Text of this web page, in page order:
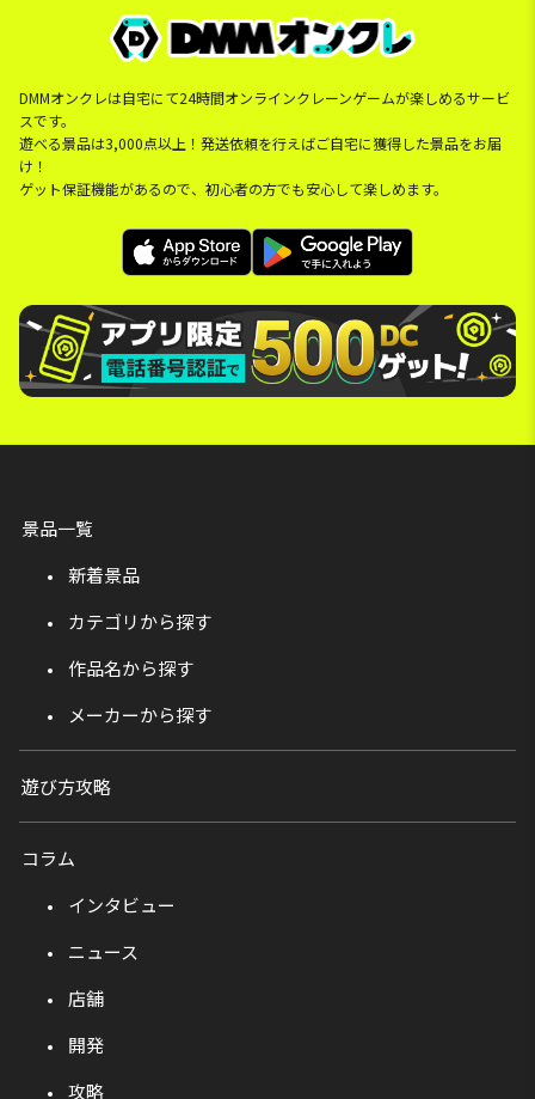
DMMオンクレは自宅にて24時間オンラインクレーンゲームが楽しめるサービ
スです。
遊べる景品は3,000点以上！発送依頼を行えばご自宅に獲得した景品をお届
け！
ゲット保証機能があるので、初心者の方でも安心して楽しめます。
景品一覧
新着景品
カテゴリから探す
作品名から探す
メーカーから探す
遊び方攻略
コラム
インタビュー
ニュース
店舗
開発
攻略